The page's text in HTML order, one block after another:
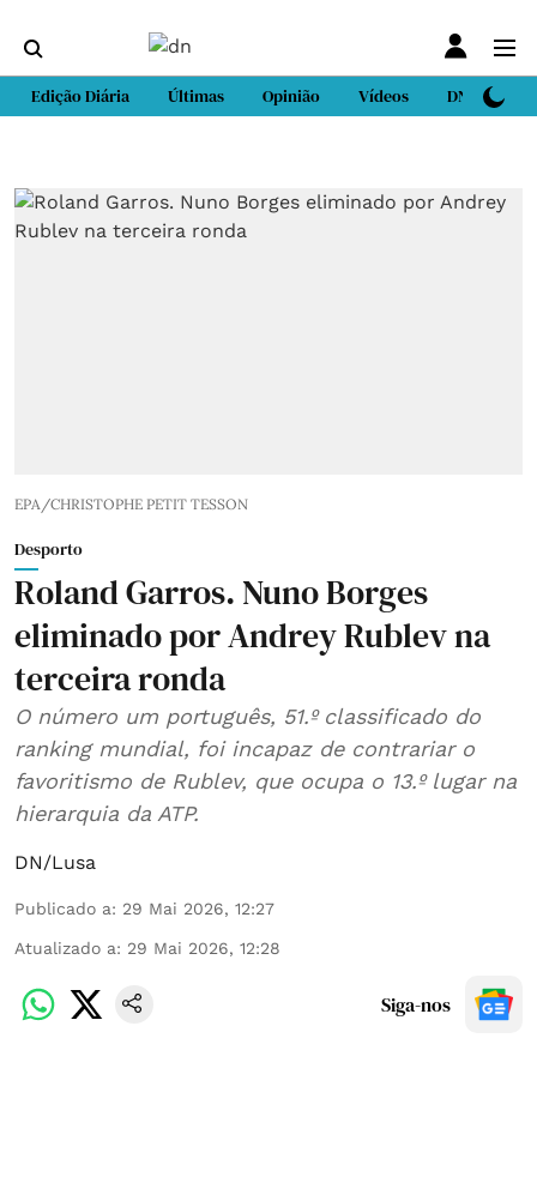
Edição Diária Últimas Opinião Vídeos DN Sport
EPA/CHRISTOPHE PETIT TESSON
Desporto
Roland Garros. Nuno Borges
eliminado por Andrey Rublev na
terceira ronda
O número um português, 51.º classificado do
ranking mundial, foi incapaz de contrariar o
favoritismo de Rublev, que ocupa o 13.º lugar na
hierarquia da ATP.
DN/Lusa
Publicado a: 29 Mai 2026, 12:27
Atualizado a: 29 Mai 2026, 12:28
Siga-nos